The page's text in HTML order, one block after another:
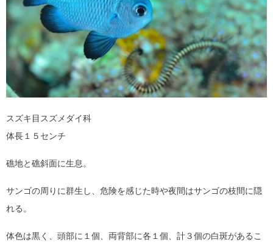
スズキ目スズメダイ科
体長１５センチ
礁地と礁斜面に生息。
サンゴの周りに群生し、危険を感じた時や夜間はサンゴの枝間に隠
れる。
体色は黒く、頭部に１個、両背部に各１個、計３個の白斑があるこ